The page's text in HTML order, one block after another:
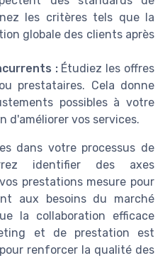
les critères tels que la
globale des clients après
:Étudiez les offres
prestataires. Cela donne
possibles à votre
d'améliorer vos services.
dans votre processus de
identifier des axes
prestations mesure pour
aux besoins du marché
la collaboration efficace
et de prestation est
renforcer la qualité des